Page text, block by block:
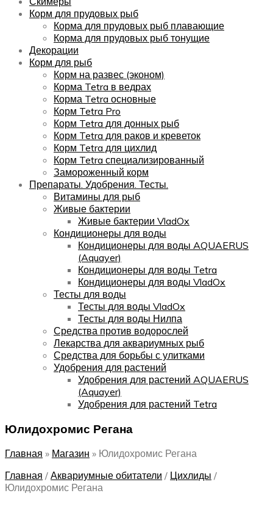
Корм для прудовых рыб
Корма для прудовых рыб плавающие
Корма для прудовых рыб тонущие
Декорации
Корм для рыб
Корм на развес (эконом)
Корма Tetra в ведрах
Корма Tetra основные
Корм Tetra Pro
Корм Tetra для донных рыб
Корм Tetra для раков и креветок
Корм Tetra для цихлид
Корм Tetra специализированный
Замороженный корм
Препараты. Удобрения. Тесты.
Витамины для рыб
Живые бактерии
Живые бактерии VladOx
Кондиционеры для воды
Кондиционеры для воды AQUAERUS
(Aquayer)
Кондиционеры для воды Tetra
Кондиционеры для воды VladOx
Тесты для воды
Тесты для воды VladOx
Тесты для воды Нилпа
Средства против водорослей
Лекарства для аквариумных рыб
Средства для борьбы с улитками
Удобрения для растений
Удобрения для растений AQUAERUS
(Aquayer)
Удобрения для растений Tetra
Юлидохромис Регана
Главная » Магазин » Юлидохромис Регана
Главная / Аквариумные обитатели / Цихлиды /
Юлидохромис Регана